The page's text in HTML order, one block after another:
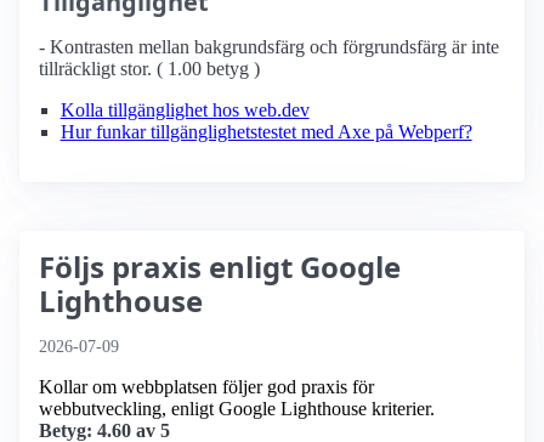
- Kontrasten mellan bakgrundsfärg och förgrundsfärg är inte
tillräckligt stor. ( 1.00 betyg )
Kolla tillgänglighet hos web.dev
Hur funkar tillgänglighetstestet med Axe på Webperf?
Följs praxis enligt Google
Lighthouse
2026-07-09
Kollar om webbplatsen följer god praxis för
webbutveckling, enligt Google Lighthouse kriterier.
Betyg: 4.60 av 5